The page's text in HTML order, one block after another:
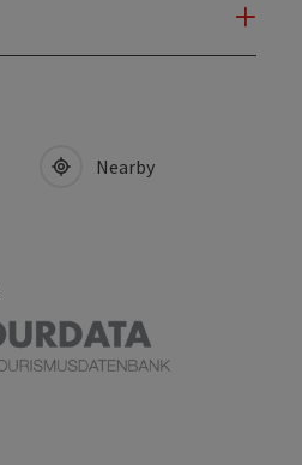
Nearby